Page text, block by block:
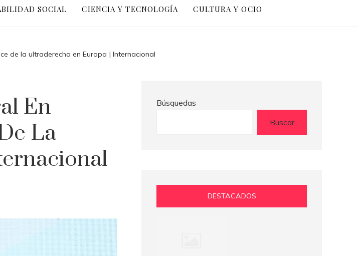
SOCIAL CIENCIA Y TECNOLOGÍA CULTURA Y OCIO
de la ultraderecha en Europa | Internacional
En
La
Búsquedas
Buscar
DESTACADOS